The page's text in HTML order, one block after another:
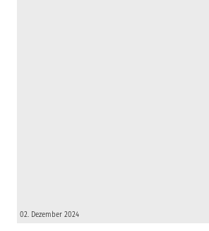
02. Dezember 2024